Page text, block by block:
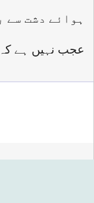
ہوائے دشت سے
عجب نہيں ہے کہ